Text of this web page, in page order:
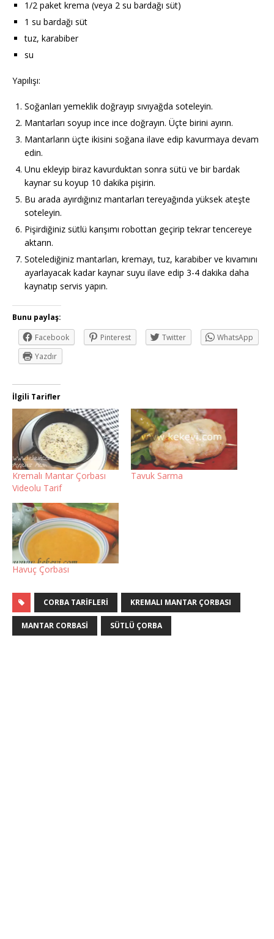
1/2 paket krema (veya 2 su bardağı süt)
1 su bardağı süt
tuz, karabiber
su
Yapılışı:
Soğanları yemeklik doğrayıp sıvıyağda soteleyin.
Mantarları soyup ince ince doğrayın. Üçte birini ayırın.
Mantarların üçte ikisini soğana ilave edip kavurmaya devam
edin.
Unu ekleyip biraz kavurduktan sonra sütü ve bir bardak
kaynar su koyup 10 dakika pişirin.
Bu arada ayırdığınız mantarları tereyağında yüksek ateşte
soteleyin.
Pişirdiğiniz sütlü karışımı robottan geçirip tekrar tencereye
aktarın.
Sotelediğiniz mantarları, kremayı, tuz, karabiber ve kıvamını
ayarlayacak kadar kaynar suyu ilave edip 3-4 dakika daha
kaynatıp servis yapın.
Bunu paylaş:
Facebook
Pinterest Twitter
WhatsApp
Yazdır
İlgili Tarifler
Kremalı Mantar Çorbası
Videolu Tarif
Tavuk Sarma
Havuç Çorbası
CORBA TARIFLERI KREMALI MANTAR ÇORBASI
MANTAR CORBASI SÜTLÜ ÇORBA